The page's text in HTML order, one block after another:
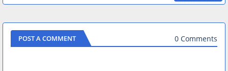
POST A COMMENT 0 Comments